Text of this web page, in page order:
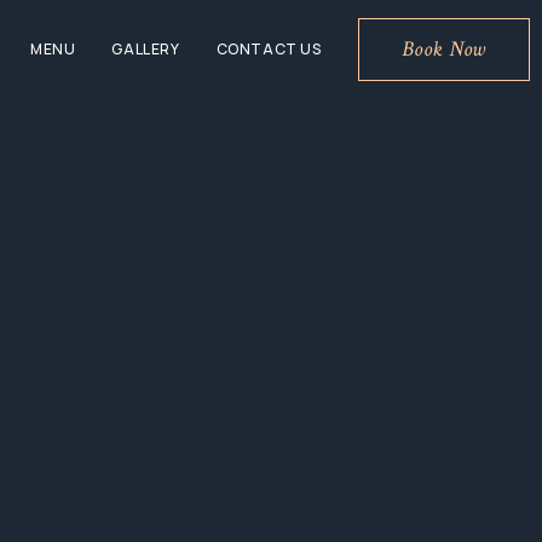
MENU GALLERY CONTACT US Book Now